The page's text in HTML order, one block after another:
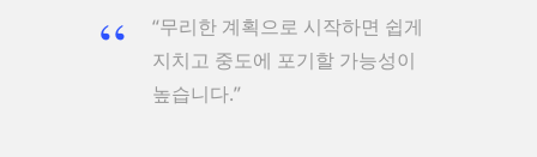
“무리한 계획으로 시작하면 쉽게
지치고 중도에 포기할 가능성이
높습니다.”